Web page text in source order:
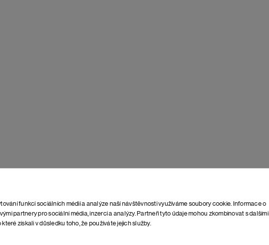
funkcí sociálních médií a analýze naší návštěvnosti využíváme soubory cookie. Informace o
partnery pro sociální média, inzerci a analýzy. Partneři tyto údaje mohou zkombinovat s dalšími
získali v důsledku toho, že používáte jejich služby.